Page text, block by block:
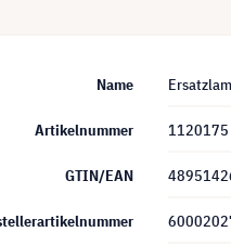
Name
Artikelnummer 1120175
GTIN/EAN